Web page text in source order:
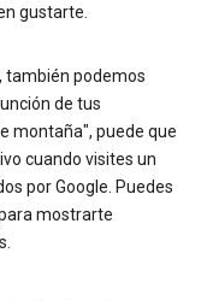
gustarte.
también podemos
de tus
montaña", puede que
cuando visites un
por Google. Puedes
mostrarte